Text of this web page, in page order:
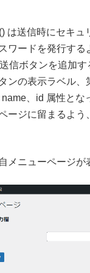
は送信時にセキュ
ワードを発行する
信ボタンを追加す
ンの表示ラベル、
、id 属性とな
ージに留まるよう
ニューページが